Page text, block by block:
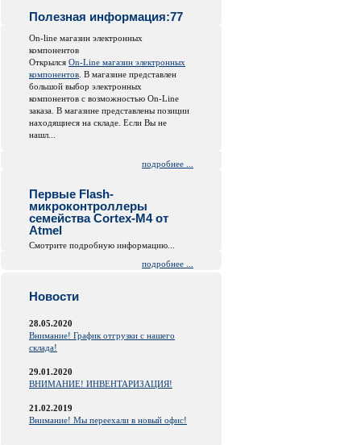
Полезная информация:77
On-line магазин электронных
компонентов
Открылся On-Line магазин электронных
компонентов . В магазине представлен
большой выбор электронных
компонентов с возможностью On-Line
заказа. В магазине представлены позиции
находящиеся на складе. Если Вы не
нашл...
подробнее ...
Первые Flash-
микроконтроллеры
семейства Cortex-M4 от
Atmel
Смотрите подробную информацию...
подробнее ...
Новости
28.05.2020
Внимание! График отгрузки с нашего
склада!
29.01.2020
ВНИМАНИЕ! ИНВЕНТАРИЗАЦИЯ!
21.02.2019
Внимание! Мы переехали в новый офис!